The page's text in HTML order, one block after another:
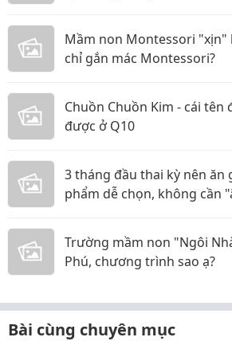
Mầm non Montessori "xịn"
chỉ gắn mác Montessori?
Chuồn Chuồn Kim - cái tên
được ở Q10
3 tháng đầu thai kỳ nên ăn
phẩm dễ chọn, không cần
Trường mầm non "Ngôi
Phú, chương trình sao ạ?
Bài cùng chuyên mục